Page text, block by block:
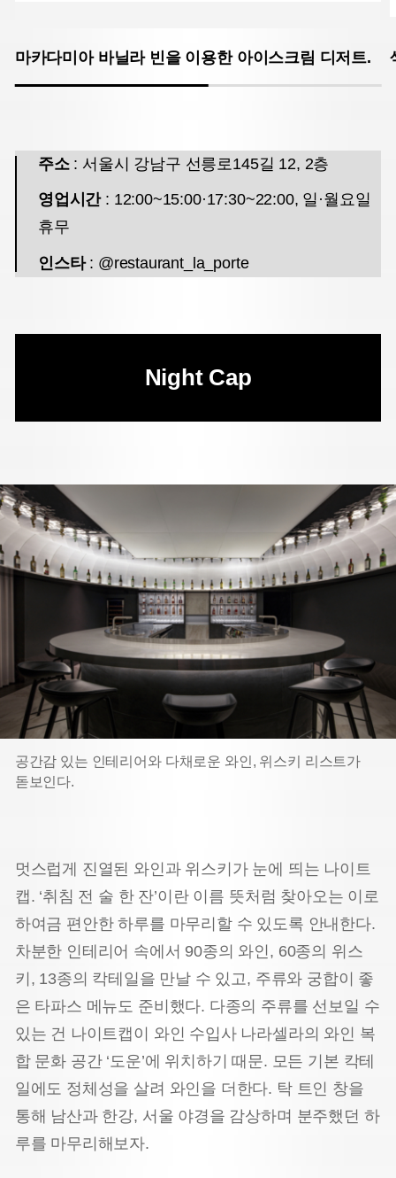
마카다미아 바닐라 빈을 이용한 아이스크림 디저트.
주소 : 서울시 강남구 선릉로145길 12, 2층
영업시간 : 12:00~15:00·17:30~22:00, 일·월요일
휴무
인스타 : @restaurant_la_porte
Night Cap
공간감 있는 인테리어와 다채로운 와인, 위스키 리스트가
돋보인다.
멋스럽게 진열된 와인과 위스키가 눈에 띄는 나이트
캡. ‘취침 전 술 한 잔’이란 이름 뜻처럼 찾아오는 이로
하여금 편안한 하루를 마무리할 수 있도록 안내한다.
차분한 인테리어 속에서 90종의 와인, 60종의 위스
키, 13종의 칵테일을 만날 수 있고, 주류와 궁합이 좋
은 타파스 메뉴도 준비했다. 다종의 주류를 선보일 수
있는 건 나이트캡이 와인 수입사 나라셀라의 와인 복
합 문화 공간 ‘도운’에 위치하기 때문. 모든 기본 칵테
일에도 정체성을 살려 와인을 더한다. 탁 트인 창을
통해 남산과 한강, 서울 야경을 감상하며 분주했던 하
루를 마무리해보자.